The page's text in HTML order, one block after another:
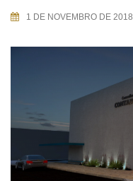
1 DE NOVEMBRO DE 2018